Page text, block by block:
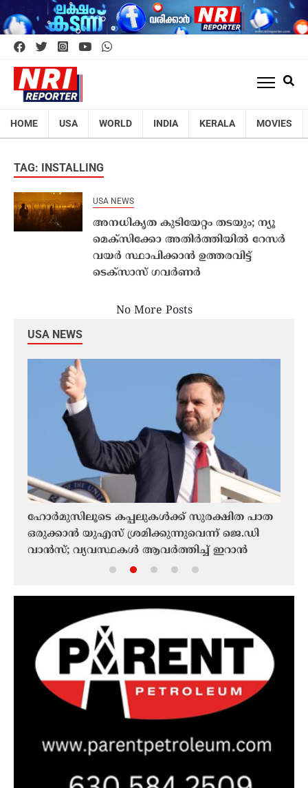
HOME USA WORLD INDIA KERALA MOVIES
TAG: INSTALLING
USA NEWS
അനധികൃത കുടിയേറ്റം തടയും; ന്യൂ
മെക്‌സിക്കോ അതിര്‍ത്തിയില്‍ റേസര്‍
വയര്‍ സ്ഥാപിക്കാന്‍ ഉത്തരവിട്ട്
ടെക്‌സാസ് ഗവര്‍ണര്‍
No More Posts
USA NEWS
ഹോർമുസിലൂടെ കപ്പലുകൾക്ക് സുരക്ഷിത പാത
ഒരുക്കാൻ യുഎസ് ശ്രമിക്കുന്നുവെന്ന് ജെ.ഡി
വാൻസ്; വ്യവസ്ഥകൾ ആവർത്തിച്ച് ഇറാൻ